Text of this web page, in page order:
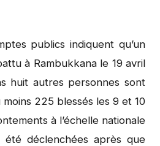
publics indiquent qu’un
à Rambukkana le 19 avril
huit autres personnes sont
moins 225 blessés les 9 et 10
à l’échelle nationale
déclenchées après que